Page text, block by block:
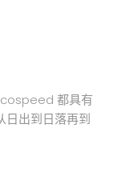
都具有
日出到日落再到